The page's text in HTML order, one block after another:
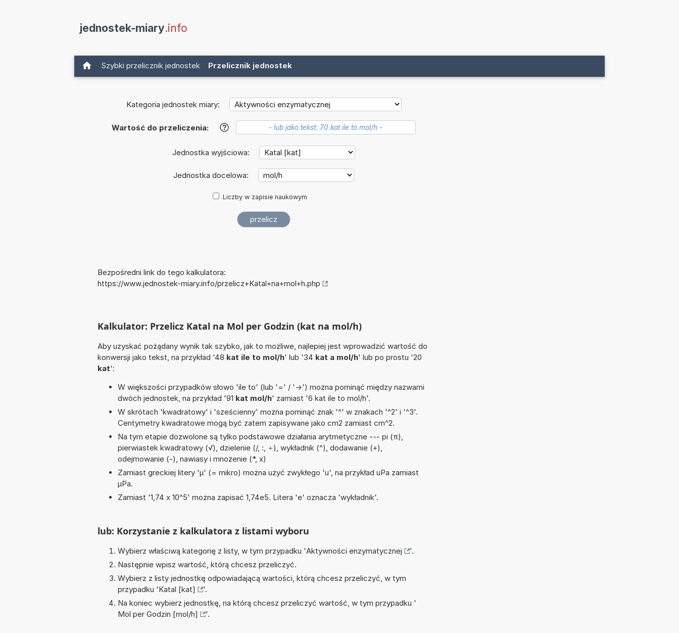
jednostek-miary.info
Szybki przelicznik jednostek Przelicznik jednostek
Kategoria jednostek miary:
Wartość do przeliczenia: ?
Jednostka wyjściowa:
Jednostka docelowa:
Liczby w zapisie naukowym
Bezpośredni link do tego kalkulatora:
https://www.jednostek-miary.info/przelicz+Katal+na+mol+h.php
Kalkulator: Przelicz Katal na Mol per Godzin (kat na mol/h)
Aby uzyskać pożądany wynik tak szybko, jak to możliwe, najlepiej jest wprowadzić wartość do
konwersji jako tekst, na przykład '48 kat ile to mol/h' lub '34 kat a mol/h' lub po prostu '20
kat':
W większości przypadków słowo 'ile to' (lub '=' / '->') można pominąć między nazwami
dwóch jednostek, na przykład '91 kat mol/h' zamiast '6 kat ile to mol/h'.
W skrótach 'kwadratowy' i 'sześcienny' można pominąć znak '^' w znakach '^2' i '^3'.
Centymetry kwadratowe mogą być zatem zapisywane jako cm2 zamiast cm^2.
Na tym etapie dozwolone są tylko podstawowe działania arytmetyczne --- pi (π),
pierwiastek kwadratowy (√), dzielenie (/, :, ÷), wykładnik (^), dodawanie (+),
odejmowanie (-), nawiasy i mnożenie (*, x)
Zamiast greckiej litery 'µ' (= mikro) można użyć zwykłego 'u', na przykład uPa zamiast
µPa.
Zamiast '1,74 x 10^5' można zapisać 1,74e5. Litera 'e' oznacza 'wykładnik'.
lub: Korzystanie z kalkulatora z listami wyboru
Wybierz właściwą kategorię z listy, w tym przypadku 'Aktywności enzymatycznej
'.
Następnie wpisz wartość, którą chcesz przeliczyć.
Wybierz z listy jednostkę odpowiadającą wartości, którą chcesz przeliczyć, w tym
przypadku 'Katal [kat]
'.
Na koniec wybierz jednostkę, na którą chcesz przeliczyć wartość, w tym przypadku '
Mol per Godzin [mol/h]
'.